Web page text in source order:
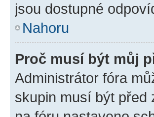
jsou dostupné
Nahoru
Proč musí být můj
Administrátor fóra
skupin musí být před